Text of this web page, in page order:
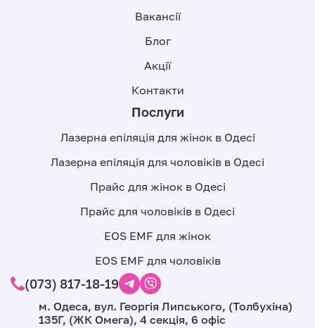
Вакансії
Блог
Акції
Контакти
Послуги
Лазерна епіляція для жінок в Одесі
Лазерна епіляція для чоловіків в Одесі
Прайс для жінок в Одесі
Прайс для чоловіків в Одесі
EOS EMF для жінок
EOS EMF для чоловіків
(073) 817-18-19
м. Одеса, вул. Георгія Липського, (Толбухіна)
135Г, (ЖК Омега), 4 секція, 6 офіс